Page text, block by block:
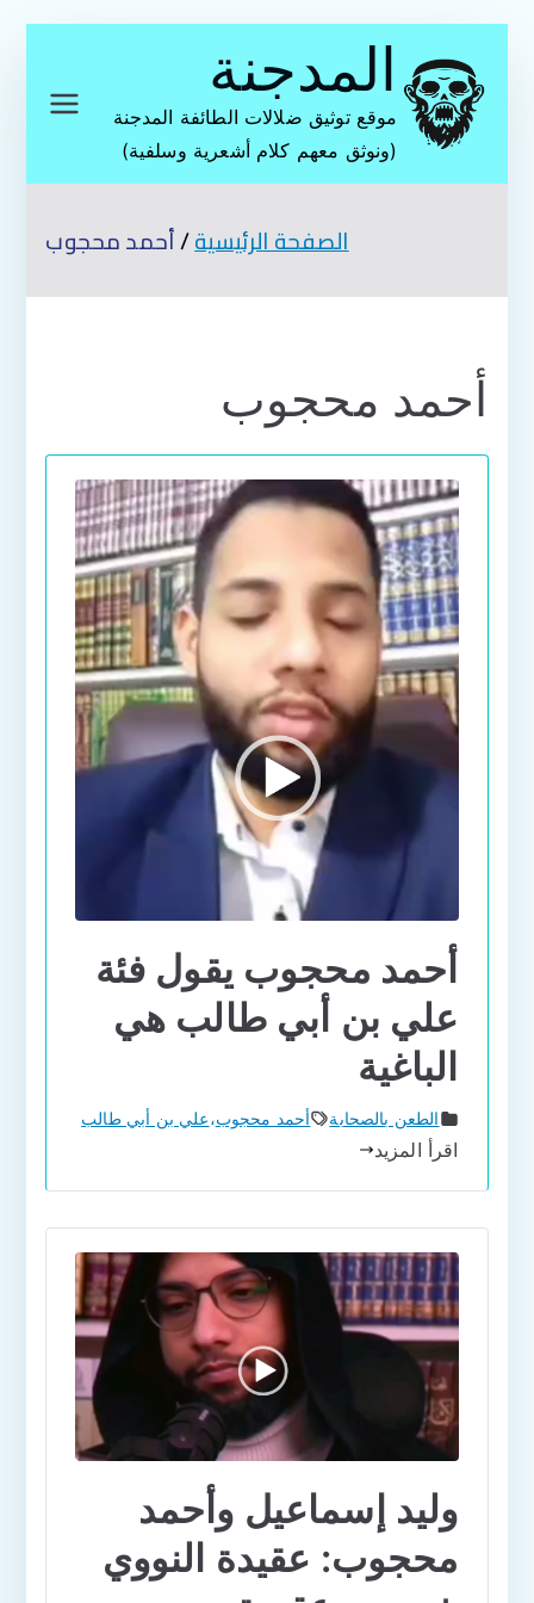
المحتوى
المدجنة
موقع توثيق ضلالات الطائفة المدجنة
(ونوثق معهم كلام أشعرية وسلفية)
الصفحة الرئيسية أحمد محجوب
أحمد محجوب
أحمد محجوب يقول فئة
علي بن أبي طالب هي
الباغية
الطعن بالصحابة أحمد محجوب،علي بن أبي طالب
اقرأ المزيد
وليد إسماعيل وأحمد
محجوب: عقيدة النووي